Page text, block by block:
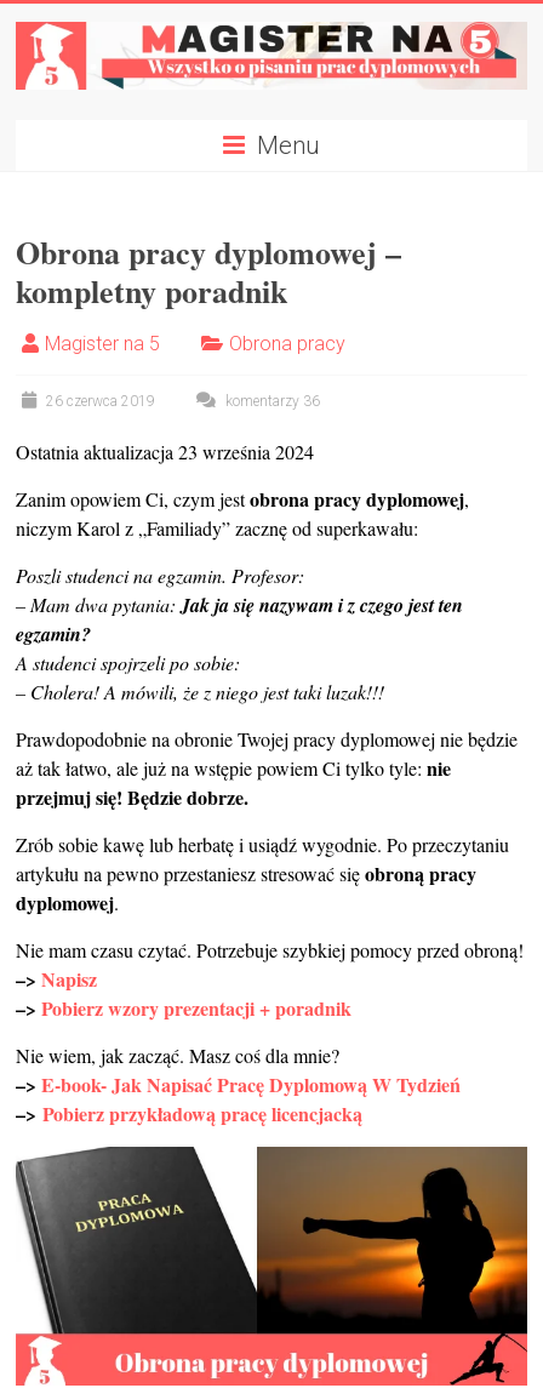
content
Napisz
Pracę
Dyplomową
W
✍
Menu
Obrona pracy dyplomowej –
kompletny poradnik
Magister na 5 Obrona pracy
26 czerwca 2019 komentarzy 36
Ostatnia aktualizacja 23 września 2024
Zanim opowiem Ci, czym jestobrona pracy dyplomowej,
niczym Karol z „Familiady” zacznę od superkawału:
Poszli studenci na egzamin. Profesor:
– Mam dwa pytania: Jak ja się nazywam i z czego jest ten
egzamin?
A studenci spojrzeli po sobie:
– Cholera! A mówili, że z niego jest taki luzak!!!
Prawdopodobnie na obronie Twojej pracy dyplomowej nie będzie
aż tak łatwo, ale już na wstępie powiem Ci tylko tyle:nie
przejmuj się! Będzie dobrze.
Zrób sobie kawę lub herbatę i usiądź wygodnie. Po przeczytaniu
artykułu na pewno przestaniesz stresować sięobroną pracy
dyplomowej.
Nie mam czasu czytać. Potrzebuje szybkiej pomocy przed obroną!
–>Napisz
–>Pobierz wzory prezentacji + poradnik
Nie wiem, jak zacząć. Masz coś dla mnie?
–>E-book- Jak Napisać Pracę Dyplomową W Tydzień
–>Pobierz przykładową pracę licencjacką